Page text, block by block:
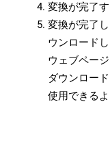
変換が完了す
変換が完了
ウンロード
ウェブペー
ダウンロー
使用できるよ